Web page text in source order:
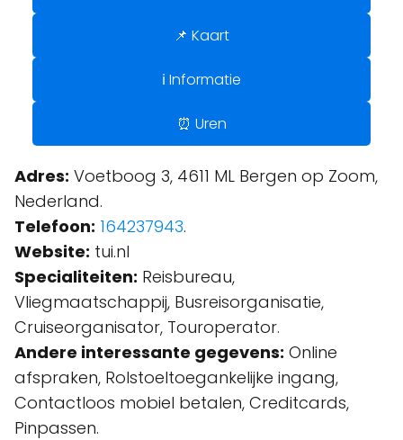
📌 Kaart
ℹ️ Informatie
⏰ Uren
Adres: Voetboog 3, 4611 ML Bergen op Zoom,
Nederland.
Telefoon: 164237943.
Website: tui.nl
Specialiteiten: Reisbureau,
Vliegmaatschappij, Busreisorganisatie,
Cruiseorganisator, Touroperator.
Andere interessante gegevens: Online
afspraken, Rolstoeltoegankelijke ingang,
Contactloos mobiel betalen, Creditcards,
Pinpassen.